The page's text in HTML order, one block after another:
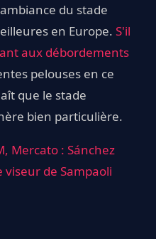
du stade
en Europe. S'il
aux débordements
pelouses en ce
que le stade
bien particulière.
Mercato : Sánchez
de Sampaoli